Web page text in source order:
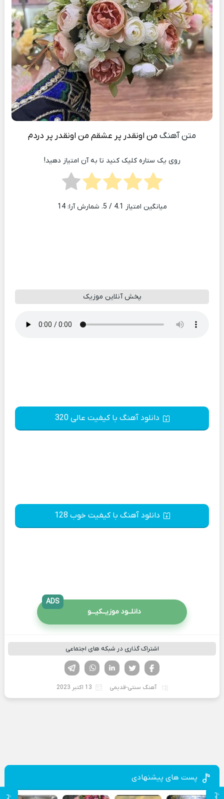
متن آهنگ من اونقدر پر عشقم من اونقدر پر دردم
روی یک ستاره کلیک کنید تا به آن امتیاز دهید!
میانگین امتیاز 4.1 / 5. شمارش آرا: 14
پخش آنلاین موزیک
دانلود آهنگ با کیفیت عالی 320
دانلود آهنگ با کیفیت خوب 128
دانلــود موزیــکیـــو
ADS
اشتراک گذاری در شبکه های اجتماعی
لینکدین تویتر
فیسوک
آهنگ سنتی-قدیمی 13 اکتبر 2023
پست های پیشنهادی